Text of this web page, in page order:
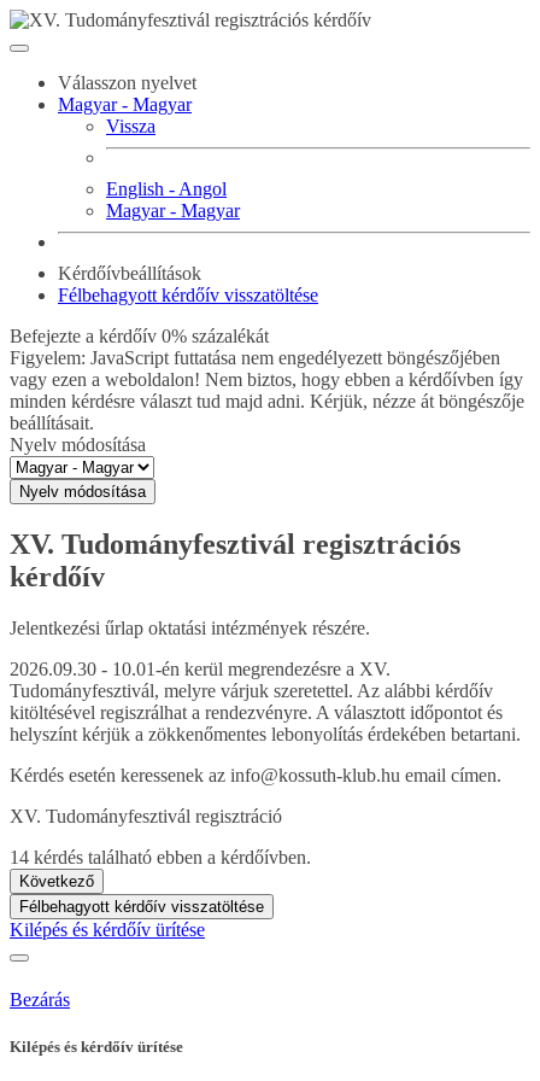
Válasszon nyelvet
Magyar - Magyar
Vissza
English - Angol
Magyar - Magyar
Kérdőívbeállítások
Félbehagyott kérdőív visszatöltése
Befejezte a kérdőív 0% százalékát
Figyelem: JavaScript futtatása nem engedélyezett böngészőjében
vagy ezen a weboldalon! Nem biztos, hogy ebben a kérdőívben így
minden kérdésre választ tud majd adni. Kérjük, nézze át böngészője
beállításait.
Nyelv módosítása
Nyelv módosítása
XV. Tudományfesztivál regisztrációs
kérdőív
Jelentkezési űrlap oktatási intézmények részére.
2026.09.30 - 10.01-én kerül megrendezésre a XV.
Tudományfesztivál, melyre várjuk szeretettel. Az alábbi kérdőív
kitöltésével regiszrálhat a rendezvényre. A választott időpontot és
helyszínt kérjük a zökkenőmentes lebonyolítás érdekében betartani.
Kérdés esetén keressenek az info@kossuth-klub.hu email címen.
XV. Tudományfesztivál regisztráció
14 kérdés található ebben a kérdőívben.
Következő
Félbehagyott kérdőív visszatöltése
Kilépés és kérdőív ürítése
Bezárás
Kilépés és kérdőív ürítése